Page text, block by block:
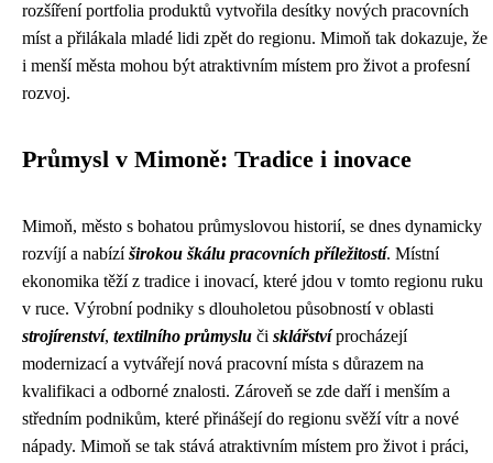
rozšíření portfolia produktů vytvořila desítky nových pracovních
míst a přilákala mladé lidi zpět do regionu. Mimoň tak dokazuje, že
i menší města mohou být atraktivním místem pro život a profesní
rozvoj.
Průmysl v Mimoně: Tradice i inovace
Mimoň, město s bohatou průmyslovou historií, se dnes dynamicky
rozvíjí a nabízíširokou škálu pracovních příležitostí. Místní
ekonomika těží z tradice i inovací, které jdou v tomto regionu ruku
v ruce. Výrobní podniky s dlouholetou působností v oblasti
strojírenství, textilního průmyslu či sklářstvíprocházejí
modernizací a vytvářejí nová pracovní místa s důrazem na
kvalifikaci a odborné znalosti. Zároveň se zde daří i menším a
středním podnikům, které přinášejí do regionu svěží vítr a nové
nápady. Mimoň se tak stává atraktivním místem pro život i práci,